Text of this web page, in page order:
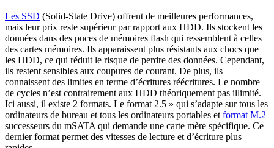
Les SSD (Solid-State Drive) offrent de meilleures performances,
mais leur prix reste supérieur par rapport aux HDD. Ils stockent les
données dans des puces de mémoires flash qui ressemblent à celles
des cartes mémoires. Ils apparaissent plus résistants aux chocs que
les HDD, ce qui réduit le risque de perdre des données. Cependant,
ils restent sensibles aux coupures de courant. De plus, ils
connaissent des limites en terme d’écritures réécritures. Le nombre
de cycles n’est contrairement aux HDD théoriquement pas illimité.
Ici aussi, il existe 2 formats. Le format 2.5 » qui s’adapte sur tous les
ordinateurs de bureau et tous les ordinateurs portables et format M.2
successeurs du mSATA qui demande une carte mère spécifique. Ce
dernier format permet des vitesses de lecture et d’écriture plus